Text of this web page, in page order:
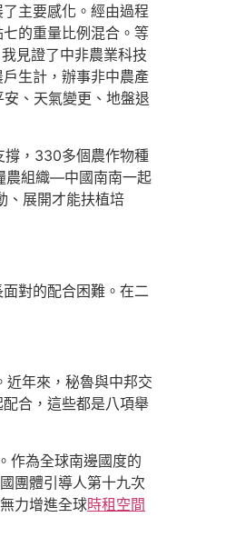
主要感化。經由過程
的重量比例混合。等
見證了中非農業科技
戶生計，辦事非中農產
、天氣變更、地盤退
撐，330多個農作物種
農組織—中國南南一起
、展開才能扶植培
對的配合困難。在二
近年來，秘魯與中邦交
合，這些都是八項舉
作為全球南邊國度的
團體引導人第十九次
力增進全球時租空間